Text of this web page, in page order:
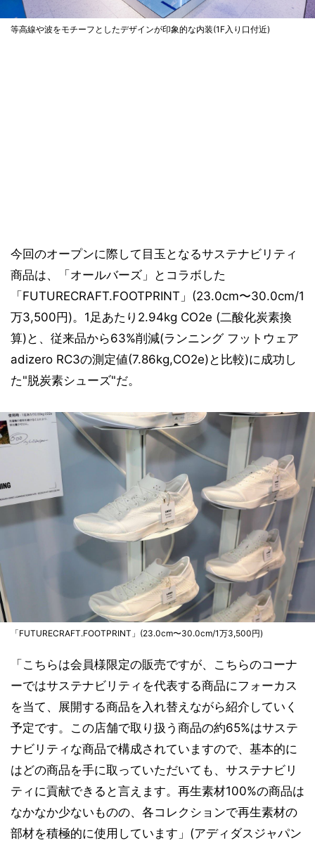
等高線や波をモチーフとしたデザインが印象的な内装(1F入り口付近)
今回のオープンに際して目玉となるサステナビリティ
商品は、「オールバーズ」とコラボした
「FUTURECRAFT.FOOTPRINT」(23.0cm〜30.0cm/1
万3,500円)。1足あたり2.94kg CO2e (二酸化炭素換
算)と、従来品から63%削減(ランニング フットウェア
adizero RC3の測定値(7.86kg,CO2e)と比較)に成功し
た"脱炭素シューズ"だ。
「FUTURECRAFT.FOOTPRINT」(23.0cm〜30.0cm/1万3,500円)
「こちらは会員様限定の販売ですが、こちらのコーナ
ーではサステナビリティを代表する商品にフォーカス
を当て、展開する商品を入れ替えながら紹介していく
予定です。この店舗で取り扱う商品の約65%はサステ
ナビリティな商品で構成されていますので、基本的に
はどの商品を手に取っていただいても、サステナビリ
ティに貢献できると言えます。再生素材100%の商品は
なかなか少ないものの、各コレクションで再生素材の
部材を積極的に使用しています」(アディダスジャパン